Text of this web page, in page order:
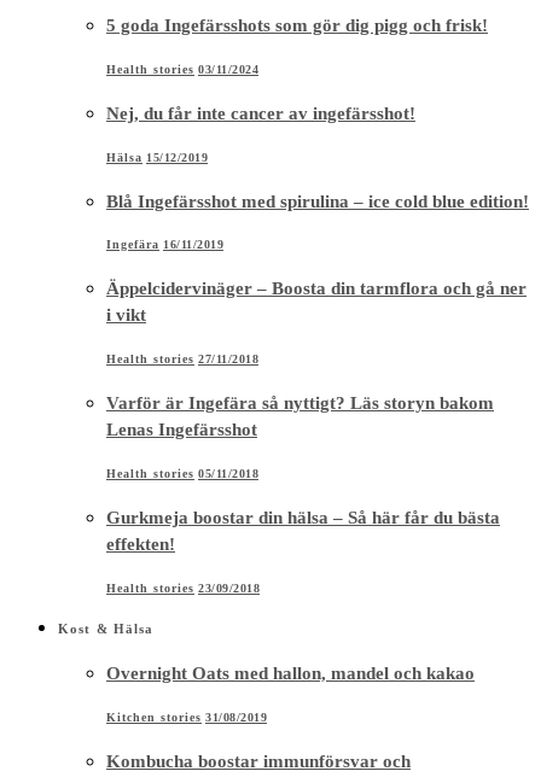
5 goda Ingefärsshots som gör dig pigg och frisk!
Health stories 03/11/2024
Nej, du får inte cancer av ingefärsshot!
Hälsa 15/12/2019
Blå Ingefärsshot med spirulina – ice cold blue edition!
Ingefära 16/11/2019
Äppelcidervinäger – Boosta din tarmflora och gå ner
i vikt
Health stories 27/11/2018
Varför är Ingefära så nyttigt? Läs storyn bakom
Lenas Ingefärsshot
Health stories 05/11/2018
Gurkmeja boostar din hälsa – Så här får du bästa
effekten!
Health stories 23/09/2018
Kost & Hälsa
Overnight Oats med hallon, mandel och kakao
Kitchen stories 31/08/2019
Kombucha boostar immunförsvar och